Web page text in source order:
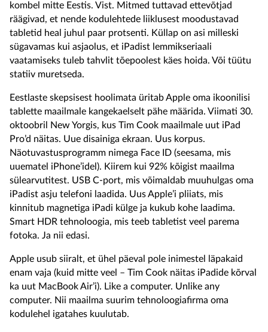
kombel mitte Eestis. Vist. Mitmed tuttavad ettevõtjad
räägivad, et nende kodulehtede liiklusest moodustavad
tabletid heal juhul paar protsenti. Küllap on asi milleski
sügavamas kui asjaolus, et iPadist lemmikseriaali
vaatamiseks tuleb tahvlit tõepoolest käes hoida. Või tüütu
statiiv muretseda.
Eestlaste skepsisest hoolimata üritab Apple oma ikoonilisi
tablette maailmale kangekaelselt pähe määrida. Viimati 30.
oktoobril New Yorgis, kus Tim Cook maailmale uut iPad
Pro’d näitas. Uue disainiga ekraan. Uus korpus.
Näotuvastusprogramm nimega Face ID (seesama, mis
uuematel iPhone’idel). Kiirem kui 92% kõigist maailma
sülearvutitest. USB C-port, mis võimaldab muuhulgas oma
iPadist asju telefoni laadida. Uus Apple’i pliiats, mis
kinnitub magnetiga iPadi külge ja kukub kohe laadima.
Smart HDR tehnoloogia, mis teeb tabletist veel parema
fotoka. Ja nii edasi.
Apple usub siiralt, et ühel päeval pole inimestel läpakaid
enam vaja (kuid mitte veel – Tim Cook näitas iPadide kõrval
ka uut MacBook Air’i). Like a computer. Unlike any
computer. Nii maailma suurim tehnoloogiafirma oma
kodulehel igatahes kuulutab.